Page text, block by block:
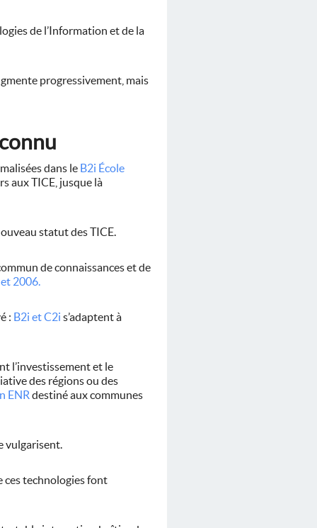
de l’Information et de la
progressivement, mais
dans le B2i École
aux TICE, jusque là
statut des TICE.
de connaissances et de
2006.
: B2i et C2i s’adaptent à
l’investissement et le
des régions ou des
ENR destiné aux communes
vulgarisent.
ces technologies font